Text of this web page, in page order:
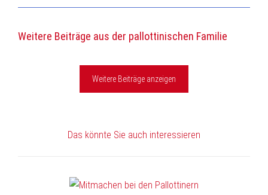
Weitere Beiträge aus der pallottinischen Familie
Weitere Beiträge anzeigen
Das könnte Sie auch interessieren